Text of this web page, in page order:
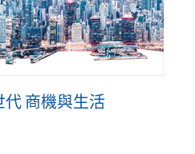
代 商機與生活